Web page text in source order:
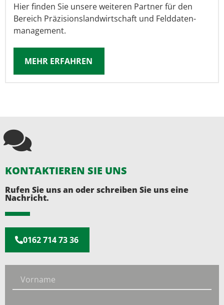
Hier finden Sie unsere weiteren Partner für den
Bereich Präzisions­land­wirtschaft und Feld­daten­
management.
MEHR ERFAHREN
KONTAKTIEREN SIE UNS
Rufen Sie uns an oder schreiben Sie uns eine
Nachricht.
0162 714 73 36